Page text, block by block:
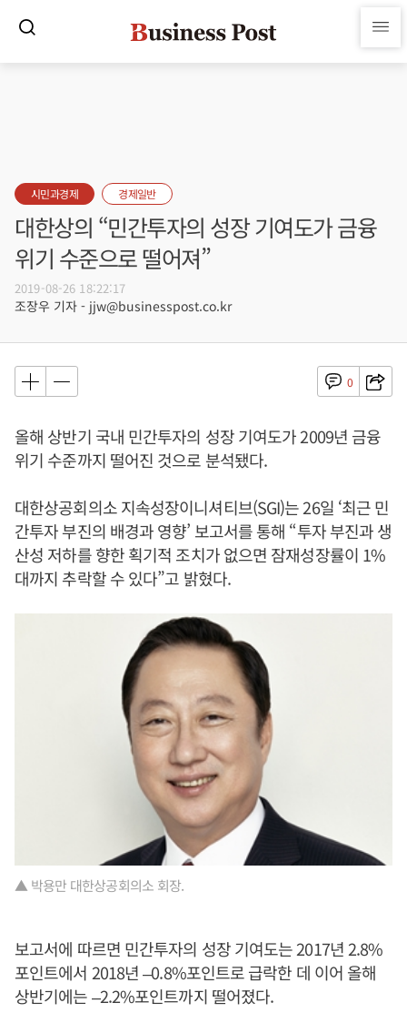
시민과경제 경제일반
대한상의 “민간투자의 성장 기여도가 금융
위기 수준으로 떨어져”
2019-08-26 18:22:17
조장우 기자 - jjw@businesspost.co.kr
0
올해 상반기 국내 민간투자의 성장 기여도가 2009년 금융
위기 수준까지 떨어진 것으로 분석됐다.
대한상공회의소 지속성장이니셔티브(SGI)는 26일 ‘최근 민
간투자 부진의 배경과 영향’ 보고서를 통해 “투자 부진과 생
산성 저하를 향한 획기적 조치가 없으면 잠재성장률이 1%
대까지 추락할 수 있다”고 밝혔다.
▲ 박용만 대한상공회의소 회장.
보고서에 따르면 민간투자의 성장 기여도는 2017년 2.8%
포인트에서 2018년 –0.8%포인트로 급락한 데 이어 올해
상반기에는 –2.2%포인트까지 떨어졌다.